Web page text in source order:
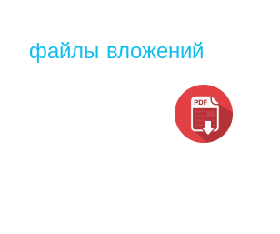
файлы вложений